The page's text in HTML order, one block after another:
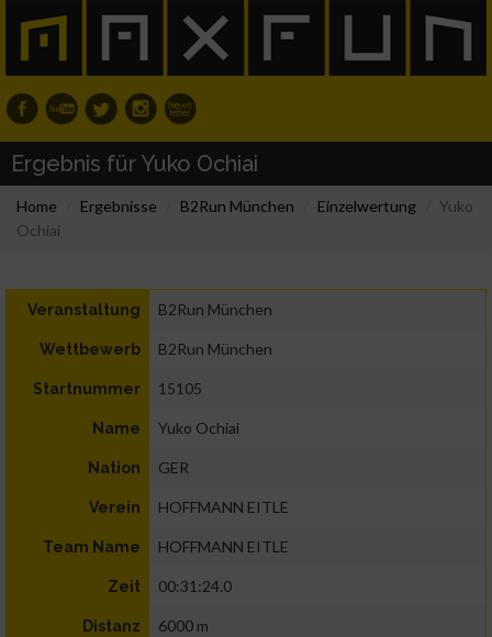
Ergebnis für Yuko Ochiai
Home Ergebnisse B2Run München Einzelwertung
Yuko
Ochiai
Veranstaltung B2Run München
Wettbewerb B2Run München
Startnummer 15105
Name Yuko Ochiai
Nation GER
Verein HOFFMANN EITLE
Team Name HOFFMANN EITLE
Zeit 00:31:24.0
Distanz 6000 m